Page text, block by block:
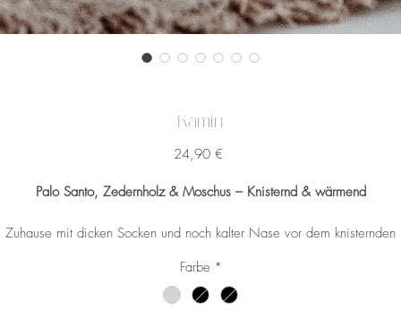
Kamin
24,90 €Preis
Palo Santo, Zedernholz & Moschus – Knisternd & wärmend
Zuhause mit dicken Socken und noch kalter Nase vor dem knisternden
Farbe *